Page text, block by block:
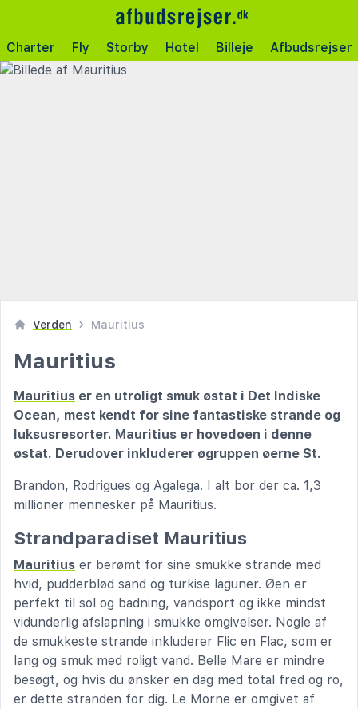
Charter Fly Storby Hotel Billeje Afbudsrejser
Verden Mauritius
Mauritius
Mauritius er en utroligt smuk østat i Det Indiske
Ocean, mest kendt for sine fantastiske strande og
luksusresorter. Mauritius er hovedøen i denne
østat. Derudover inkluderer øgruppen øerne St.
Brandon, Rodrigues og Agalega. I alt bor der ca. 1,3
millioner mennesker på Mauritius.
Strandparadiset Mauritius
Mauritius er berømt for sine smukke strande med
hvid, pudderblød sand og turkise laguner. Øen er
perfekt til sol og badning, vandsport og ikke mindst
vidunderlig afslapning i smukke omgivelser. Nogle af
de smukkeste strande inkluderer Flic en Flac, som er
lang og smuk med roligt vand. Belle Mare er mindre
besøgt, og hvis du ønsker en dag med total fred og ro,
er dette stranden for dig. Le Morne er omgivet af